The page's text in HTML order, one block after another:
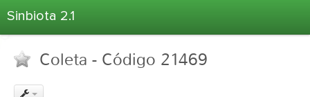
Sinbiota 2.1
Informações Ambientais
Coletas
Coleta - Código 21469